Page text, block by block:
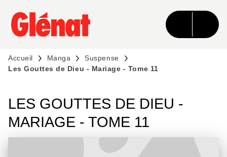
MENU RECHERCHE CONTENU
PIED DE PAGE
Accueil Manga
Suspense
Les Gouttes de Dieu - Mariage - Tome 11
LES GOUTTES DE DIEU -
MARIAGE - TOME 11